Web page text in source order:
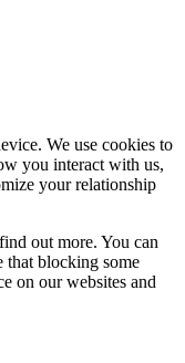
We use cookies to
you interact with us,
your relationship
out more. You can
that blocking some
on our websites and